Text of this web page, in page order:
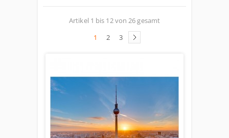
Artikel 1 bis 12 von 26 gesamt
1
2 3